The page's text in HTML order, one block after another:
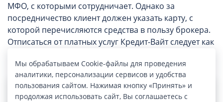
МФО, с которыми сотрудничает. Однако за
посредничество клиент должен указать карту, с
которой перечисляются средства в пользу брокера.
Отписаться от платных услуг Кредит-Вайт следует как
неактуальна.
Мы обрабатываем Cookie-файлы для проведения
аналитики, персонализации сервисов и удобства
пользования сайтом. Нажимая кнопку «Принять» и
продолжая использовать сайт, Вы соглашаетесь с